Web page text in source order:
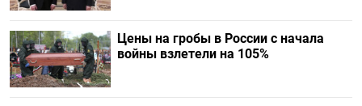
Цены на гробы в России с начала
войны взлетели на 105%